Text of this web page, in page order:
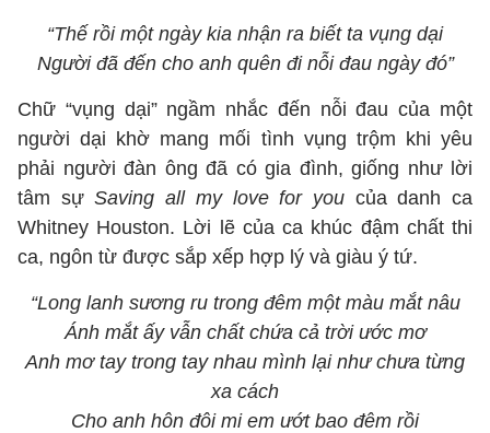
“Thế rồi một ngày kia nhận ra biết ta vụng dại
Người đã đến cho anh quên đi nỗi đau ngày đó”
Chữ “vụng dại” ngầm nhắc đến nỗi đau của một
người dại khờ mang mối tình vụng trộm khi yêu
phải người đàn ông đã có gia đình, giống như lời
tâm sựSaving all my love for youcủa danh ca
Whitney Houston. Lời lẽ của ca khúc đậm chất thi
ca, ngôn từ được sắp xếp hợp lý và giàu ý tứ.
“Long lanh sương ru trong đêm một màu mắt nâu
Ánh mắt ấy vẫn chất chứa cả trời ước mơ
Anh mơ tay trong tay nhau mình lại như chưa từng
xa cách
Cho anh hôn đôi mi em ướt bao đêm rồi